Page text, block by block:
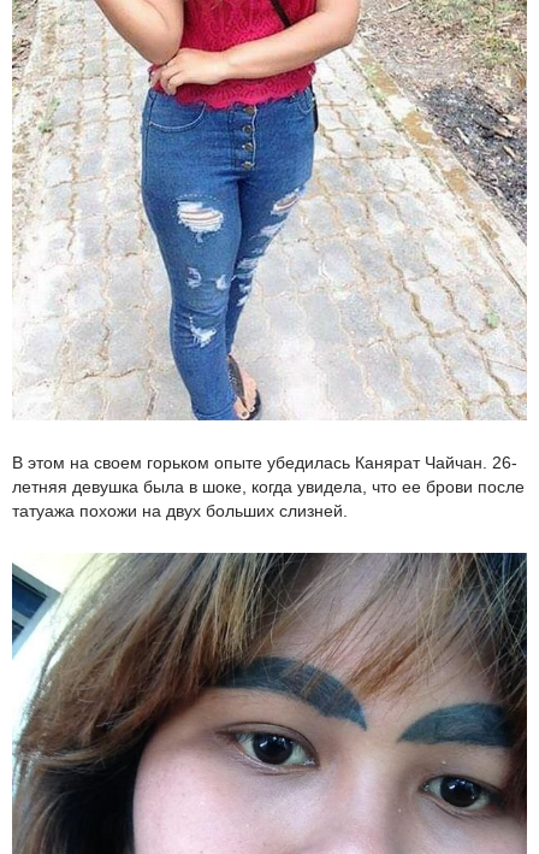
В этом на своем горьком опыте убедилась Канярат Чайчан. 26-
летняя девушка была в шоке, когда увидела, что ее брови после
татуажа похожи на двух больших слизней.